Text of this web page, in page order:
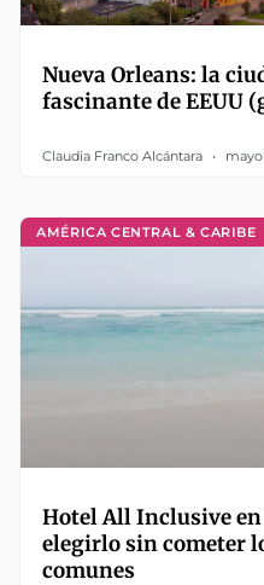
Nueva Orleans: la
fascinante de EEUU
Claudia Franco Alcántara mayo
AMÉRICA CENTRAL & CARIBE
Hotel All Inclusive en
elegirlo sin cometer
comunes